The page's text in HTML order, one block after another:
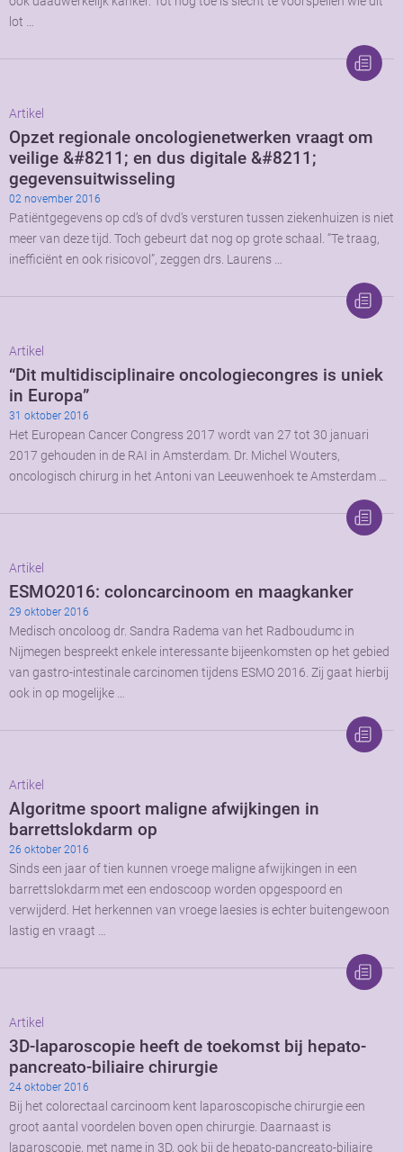
lot …
Artikel
Opzet regionale oncologienetwerken vraagt om
veilige &#8211; en dus digitale &#8211;
gegevensuitwisseling
02 november 2016
Patiëntgegevens op cd’s of dvd’s versturen tussen ziekenhuizen is niet
meer van deze tijd. Toch gebeurt dat nog op grote schaal. “Te traag,
inefficiënt en ook risicovol”, zeggen drs. Laurens …
Artikel
“Dit multidisciplinaire oncologiecongres is uniek
in Europa”
31 oktober 2016
Het European Cancer Congress 2017 wordt van 27 tot 30 januari
2017 gehouden in de RAI in Amsterdam. Dr. Michel Wouters,
oncologisch chirurg in het Antoni van Leeuwenhoek te Amsterdam …
Artikel
ESMO2016: coloncarcinoom en maagkanker
29 oktober 2016
Medisch oncoloog dr. Sandra Radema van het Radboudumc in
Nijmegen bespreekt enkele interessante bijeenkomsten op het gebied
van gastro-intestinale carcinomen tijdens ESMO 2016. Zij gaat hierbij
ook in op mogelijke …
Artikel
Algoritme spoort maligne afwijkingen in
barrettslokdarm op
26 oktober 2016
Sinds een jaar of tien kunnen vroege maligne afwijkingen in een
barrettslokdarm met een endoscoop worden opgespoord en
verwijderd. Het herkennen van vroege laesies is echter buitengewoon
lastig en vraagt …
Artikel
3D-laparoscopie heeft de toekomst bij hepato-
pancreato-biliaire chirurgie
24 oktober 2016
Bij het colorectaal carcinoom kent laparoscopische chirurgie een
groot aantal voordelen boven open chirurgie. Daarnaast is
laparoscopie, met name in 3D, ook bij de hepato-pancreato-biliaire